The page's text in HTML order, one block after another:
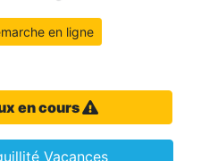
en ligne
en cours
Vacances